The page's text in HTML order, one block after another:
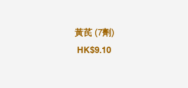
黃芪 (7劑)
HK$9.10